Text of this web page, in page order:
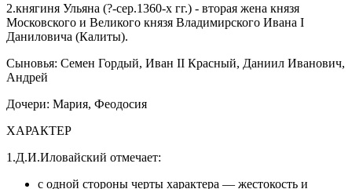
2.княгиня Ульяна (?-сер.1360-х гг.) - вторая жена князя
Московского и Великого князя Владимирского Ивана I
Даниловича (Калиты).
Сыновья: Семен Гордый, Иван II Красный, Даниил Иванович,
Андрей
Дочери: Мария, Феодосия
ХАРАКТЕР
1.Д.И.Иловайский отмечает:
с одной стороны черты характера — жестокость и